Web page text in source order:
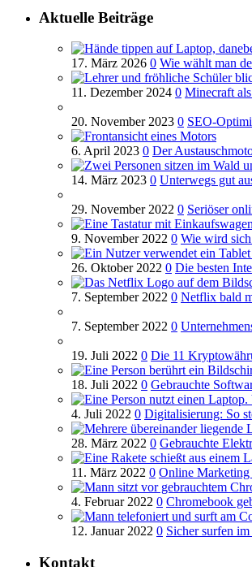
Aktuelle Beiträge
17. März 2026 0 Wie wählt man
11. Dezember 2024 0 Minecraft
20. November 2023 0 SEO-
6. April 2023 0 Der
14. März 2023 0 Unterwegs gut
29. November 2022 0 Seriöser
9. November 2022 0 Wie wird
26. Oktober 2022 0 Die besten
7. September 2022 0 Netflix bald
7. September 2022 0
19. Juli 2022 0 Die 11
18. Juli 2022 0 Gebrauchte
4. Juli 2022 0 Digitalisierung: So
28. März 2022 0 Gebrauchte
11. März 2022 0 Online Marketing
4. Februar 2022 0 Chromebook
12. Januar 2022 0 Sicher surfen
Kontakt